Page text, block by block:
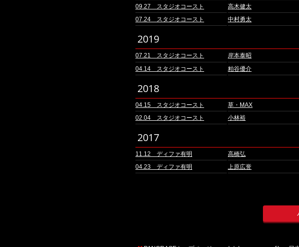
09.27 スタジオコースト 高木健太
07.24 スタジオコースト 中村勇太
2019
07.21 スタジオコースト 岸本泰昭
04.14 スタジオコースト 粕谷優介
2018
04.15 スタジオコースト 草・MAX
02.04 スタジオコースト 小林裕
2017
11.12 ディファ有明 高橋弘
04.23 ディファ有明 上原広誉